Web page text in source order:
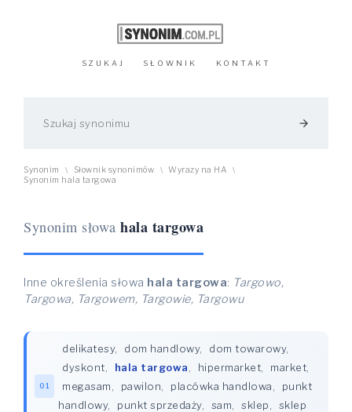
SZUKAJ SŁOWNIK KONTAKT
arrow_forward
Synonim \ Słownik synonimów \ Wyrazy na HA \
Synonim hala targowa
Synonim słowa hala targowa
Inne określenia słowa hala targowa: Targowo,
Targowa, Targowem, Targowie, Targowu
01
delikatesy, dom handlowy, dom towarowy,
dyskont
hala targowa hipermarket market
megasam
pawilon placówka handlowa
punkt
handlowy, punkt sprzedaży, sam sklep
sklep